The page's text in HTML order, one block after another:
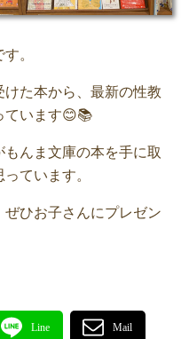
。
た本から、最新の性教
ています😊📚
んま文庫の本を手に取
ています。
ひお子さんにプレゼン